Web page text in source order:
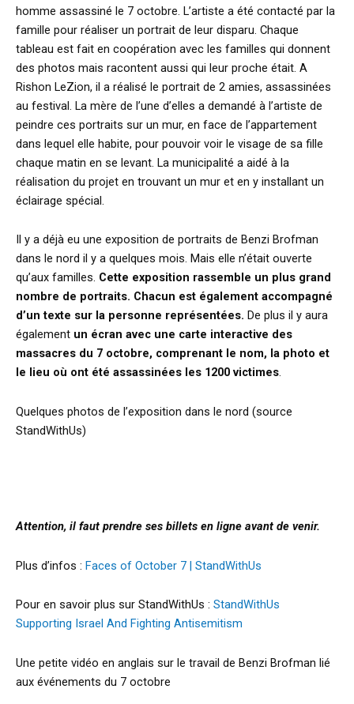
homme assassiné le 7 octobre. L’artiste a été contacté par la
famille pour réaliser un portrait de leur disparu. Chaque
tableau est fait en coopération avec les familles qui donnent
des photos mais racontent aussi qui leur proche était. A
Rishon LeZion, il a réalisé le portrait de 2 amies, assassinées
au festival. La mère de l’une d’elles a demandé à l’artiste de
peindre ces portraits sur un mur, en face de l’appartement
dans lequel elle habite, pour pouvoir voir le visage de sa fille
chaque matin en se levant. La municipalité a aidé à la
réalisation du projet en trouvant un mur et en y installant un
éclairage spécial.
Il y a déjà eu une exposition de portraits de Benzi Brofman
dans le nord il y a quelques mois. Mais elle n’était ouverte
qu’aux familles. Cette exposition rassemble un plus grand
nombre de portraits. Chacun est également accompagné
d’un texte sur la personne représentées. De plus il y aura
également un écran avec une carte interactive des
massacres du 7 octobre, comprenant le nom, la photo et
le lieu où ont été assassinées les 1200 victimes.
Quelques photos de l’exposition dans le nord (source
StandWithUs)
Attention, il faut prendre ses billets en ligne avant de venir.
Plus d’infos : Faces of October 7 | StandWithUs
Pour en savoir plus sur StandWithUs : StandWithUs
Supporting Israel And Fighting Antisemitism
Une petite vidéo en anglais sur le travail de Benzi Brofman lié
aux événements du 7 octobre